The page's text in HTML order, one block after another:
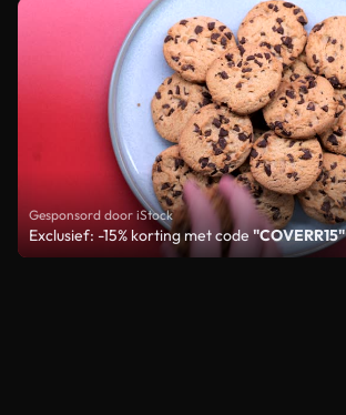
Gesponsord door iStock
Exclusief: -15% korting met code "COVERR15"